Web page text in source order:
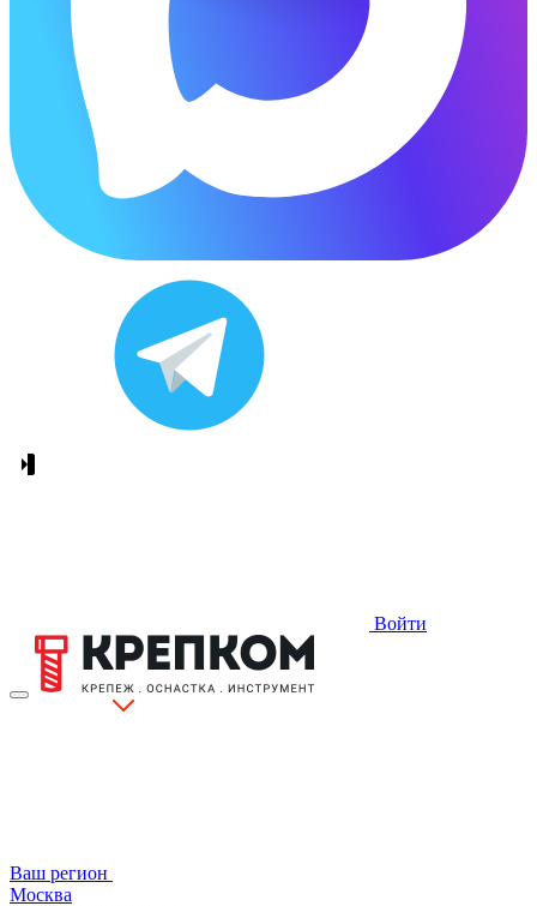
Войти
Ваш регион
Москва